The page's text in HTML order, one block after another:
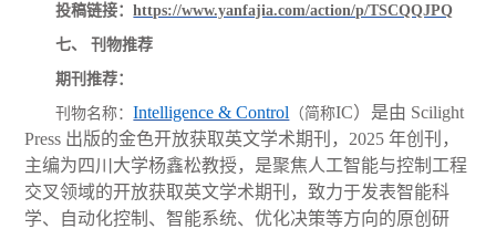
投稿链接：https://www.yanfajia.com/action/p/TSCQQJPQ
七、刊物推荐
期刊推荐：
刊物名称： Intelligence & Control （简称IC）是由 Scilight
Press 出版的金色开放获取英文学术期刊，2025 年创刊，
主编为四川大学杨鑫松教授，是聚焦人工智能与控制工程
交叉领域的开放获取英文学术期刊，致力于发表智能科
学、自动化控制、智能系统、优化决策等方向的原创研